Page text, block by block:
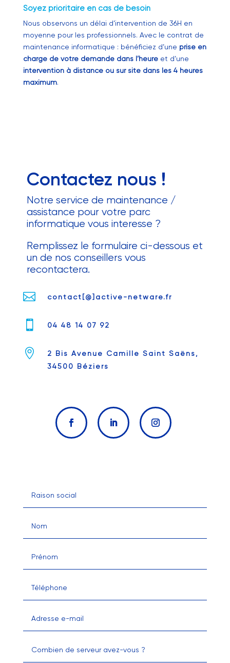
Soyez prioritaire en cas de besoin
Nous observons un délai d’intervention de 36H en
moyenne pour les professionnels. Avec le contrat de
maintenance informatique : bénéficiez d’une prise en
charge de votre demande dans l’heureet d’une
intervention à distance ou sur site dans les 4 heures
maximum.
Contactez nous !
Notre service de maintenance /
assistance pour votre parc
informatique vous interesse ?
Remplissez le formulaire ci-dessous et
un de nos conseillers vous
recontactera.
 contact[@]active-netware.fr
 04 48 14 07 92

2 Bis Avenue Camille Saint Saëns,
34500 Béziers